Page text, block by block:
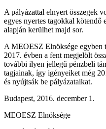
A pályázattal elnyert összegek
egyes nyertes tagokkal kötendő
alapján kerülhet majd sor.
A MEOESZ Elnöksége egyben
2017. évben a fent megjelölt
további ilyen jellegű pénzbeli
tagjainak, így igényeiket még
és nyújtsák be pályázataikat.
Budapest, 2016. december 1.
MEOESZ Elnöksége